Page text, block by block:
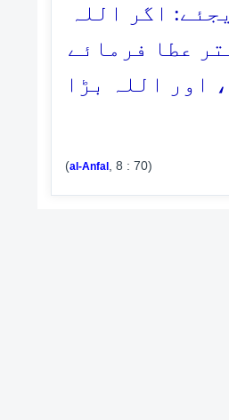
اگر اللہ
عطا فرمائے
اور اللہ بڑا
(al-Anfal, 8 : 70)